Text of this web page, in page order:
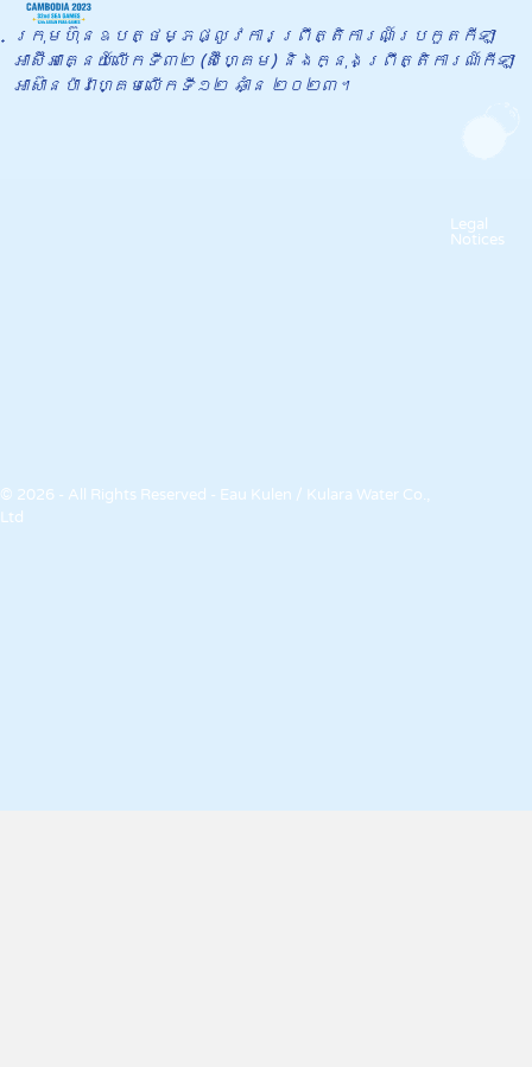
ក្រុមហ៊ុនឧបត្ថម្ភផ្លូវការព្រឹត្តិការណ៍​ប្រកួតកីឡា
អាស៊ីអាគ្នេយ៍លើកទី៣២ (ស៊ីហ្គេម) និងក្នុង​ព្រឹត្តិការណ៍កីឡា
អាស៊ានប៉ារ៉ាហ្គេមលើកទី១២ ឆាំ្ន ២០២៣។
© 2026 - All Rights Reserved - Eau Kulen / Kulara Water Co.,
Ltd
Legal
Notices